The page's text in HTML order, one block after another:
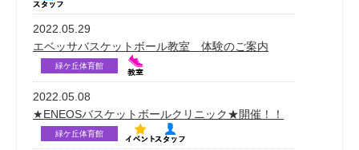
2022.05.29
エベッサバスケットボール教室 体験のご案内
緑ケ丘体育館
2022.05.08
★ENEOSバスケットボールクリニック★開催！！
緑ケ丘体育館